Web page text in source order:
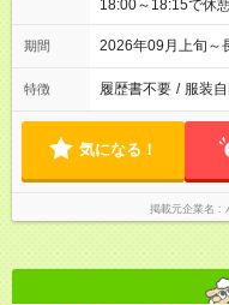
18:00～18:15で休
期間 2026年09月上旬
特徴 履歴書不要 / 服装
気になる！
掲載元企業名